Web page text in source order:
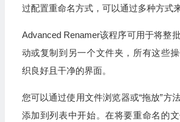
过配置重命名方式，可以通过多种方式
Advanced Renamer该程序可用于将整
动或复制到另一个文件夹，所有这些
织良好且干净的界面。
您可以通过使用文件浏览器或“拖放”方
添加到列表中开始。在将要重命名的